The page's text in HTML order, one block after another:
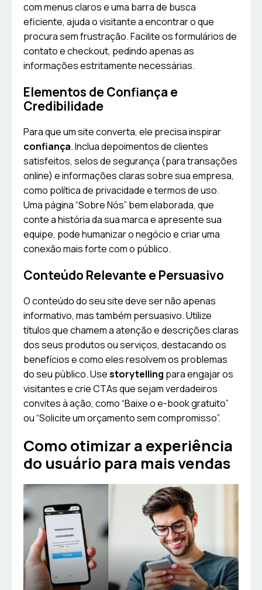
com menus claros e uma barra de busca
eficiente, ajuda o visitante a encontrar o que
procura sem frustração. Facilite os formulários de
contato e checkout, pedindo apenas as
informações estritamente necessárias.
Elementos de Confiança e
Credibilidade
Para que um site converta, ele precisa inspirar
confiança. Inclua depoimentos de clientes
satisfeitos, selos de segurança (para transações
online) e informações claras sobre sua empresa,
como política de privacidade e termos de uso.
Uma página “Sobre Nós” bem elaborada, que
conte a história da sua marca e apresente sua
equipe, pode humanizar o negócio e criar uma
conexão mais forte com o público.
Conteúdo Relevante e Persuasivo
O conteúdo do seu site deve ser não apenas
informativo, mas também persuasivo. Utilize
títulos que chamem a atenção e descrições claras
dos seus produtos ou serviços, destacando os
benefícios e como eles resolvem os problemas
do seu público. Usestorytelling para engajar os
visitantes e crie CTAs que sejam verdadeiros
convites à ação, como “Baixe o e-book gratuito”
ou “Solicite um orçamento sem compromisso”.
Como otimizar a experiência
do usuário para mais vendas